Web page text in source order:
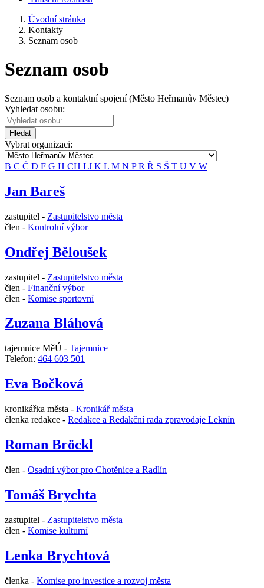
Úvodní stránka
Kontakty
Seznam osob
Seznam osob
Seznam osob a kontaktní spojení (Město Heřmanův Městec)
Vyhledat osobu:
Hledat
Vybrat organizaci:
B C Č D F G H CH I J K L M N PR Ř S Š T U V W
Jan Bareš
zastupitel - Zastupitelstvo města
člen - Kontrolní výbor
Ondřej Běloušek
zastupitel - Zastupitelstvo města
člen - Finanční výbor
člen - Komise sportovní
Zuzana Bláhová
tajemnice MěÚ - Tajemnice
Telefon: 464 603 501
Eva Bočková
kronikářka města - Kronikář města
členka redakce - Redakce a Redakční rada zpravodaje Leknín
Roman Bröckl
člen - Osadní výbor pro Chotěnice a Radlín
Tomáš Brychta
zastupitel - Zastupitelstvo města
člen - Komise kulturní
Lenka Brychtová
členka - Komise pro investice a rozvoj města